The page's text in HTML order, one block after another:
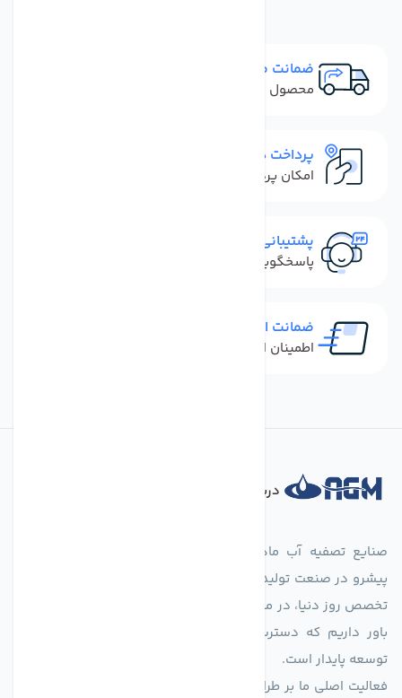
ضمانت مرجوعی
محصول نباید آسیب دیده باشد
پرداخت در محل
امکان پرداخت کل فاکتور در محل
پشتیبانی سریع
پاسخگویی سریع به تماس‌ها و پیام‌ها
ضمانت اصل بودن کالا
اطمینان از خرید کالای اورجینال
درباره فروشگاه
پیشرو در صنعت تولید تجهیزات تصفیه آب، با تکیه بر دانش فنی و
تخصص روز دنیا، در مسیر تأمین آب سالم و پایدار گام برمی‌دارد. ما
باور داریم که دسترسی به آب پاک، یک حق اساسی و زیربنای
توسعه پایدار است.
فعالیت اصلی ما بر طراحی و تولید سیستم‌های پیشرفته تصفیه آب